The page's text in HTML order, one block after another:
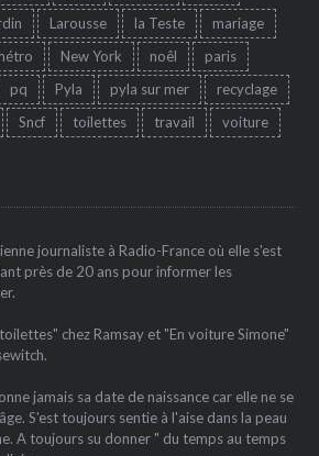
Larousse la Teste
mariage
New York noêl
paris
pq Pyla pyla sur mer
recyclage
Sncf toilettes travail
voiture
journaliste à Radio-France où elle s'est
près de 20 ans pour informer les
chez Ramsay et "En voiture Simone"
jamais sa date de naissance car elle ne se
S'est toujours sentie à l'aise dans la peau
A toujours su donner " du temps au temps